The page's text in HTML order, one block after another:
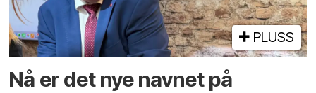
PLUSS
Nå er det nye navnet på